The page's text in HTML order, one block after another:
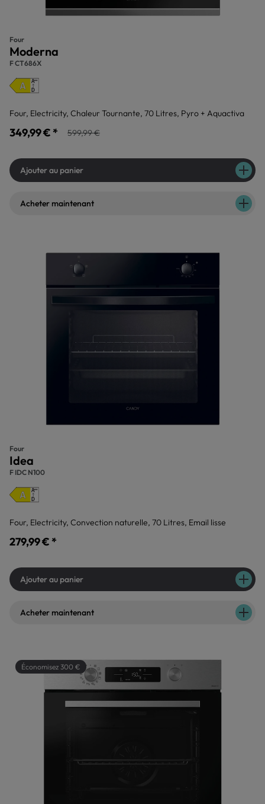
Four
Moderna
F CT686X
Four, Electricity, Chaleur Tournante, 70 Litres, Pyro + Aquactiva
349,99 € * 599,99 €
Ajouter au panier
Acheter maintenant
Four
Idea
F IDC N100
Four, Electricity, Convection naturelle, 70 Litres, Email lisse
279,99 € *
Ajouter au panier
Acheter maintenant
Économisez 300 €